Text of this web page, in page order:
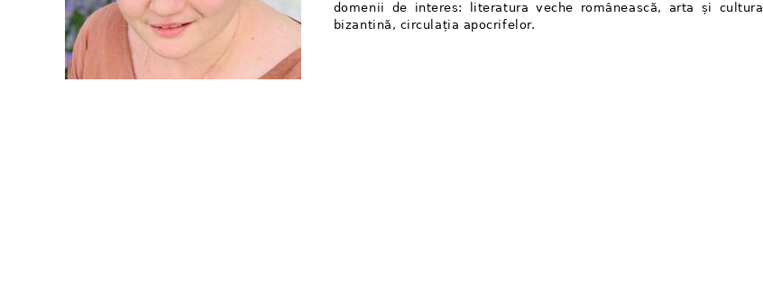
domenii de interes: literatura veche românească, arta și cultura
bizantină, circulația apocrifelor.